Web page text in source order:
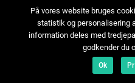
På vores website bruges
statistik og personalisering
information deles med
godkender du
Ok